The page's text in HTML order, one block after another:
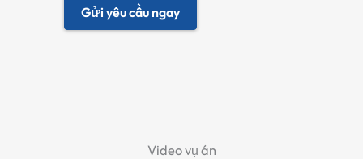
Gửi yêu cầu ngay
Video vụ án